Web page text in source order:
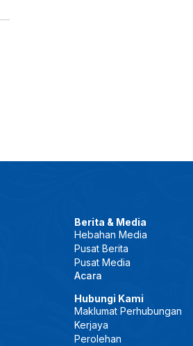
Berita & Media
Hebahan Media
Pusat Berita
Pusat Media
Acara
Hubungi Kami
Maklumat Perhubungan
Kerjaya
Perolehan